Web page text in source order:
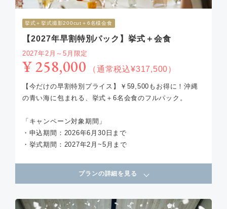
挙式＋挙式撮影200cut＋6名様会食
【2027年早割特別パック】挙式＋会食
2027年2月～5月限定
¥ 258,000 （通常税込¥317,500）
【今だけの早割特別プライス】￥59,500もお得に！沖縄
の青い海に包まれる、挙式＋6名会食のフルパック。
「キャンペーン対象期間」
・申込期間：2026年6月30日まで
・挙式期間：2027年2月~5月まで
プランの詳細を見る